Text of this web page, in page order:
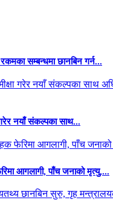
सम्बन्धमा छानबिन गर्न...
गरेर नयाँ संकल्पका साथ...
आगलागी, पाँच जनाको मृत्यु,...